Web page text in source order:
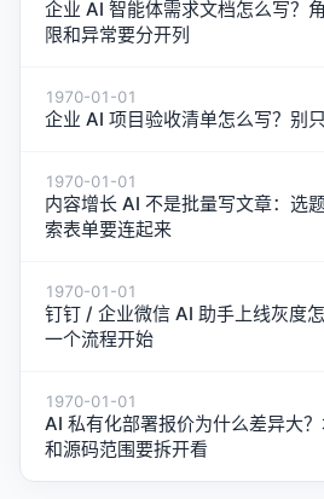
企业 AI 智能体需求文档怎么写？
限和异常要分开列
1970-01-01
企业 AI 项目验收清单怎么写？别
1970-01-01
内容增长 AI 不是批量写文章：选
索表单要连起来
1970-01-01
钉钉 / 企业微信 AI 助手上线灰度
一个流程开始
1970-01-01
AI 私有化部署报价为什么差异大
和源码范围要拆开看